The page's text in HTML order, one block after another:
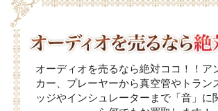
オーディオを売るなら絶対ココ！！ア
カー、プレーヤーから真空管やトラン
ッジやインシュレーターまで「音」に